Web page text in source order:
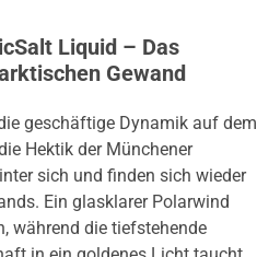
Liquid – Das
Gewand
geschäftige Dynamik auf dem
Hektik der Münchener
sich und finden sich wieder
Ein glasklarer Polarwind
während die tiefstehende